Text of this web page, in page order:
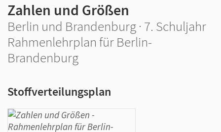
Zahlen und Größen
Berlin und Brandenburg · 7. Schuljahr
Rahmenlehrplan für Berlin-
Brandenburg
Stoffverteilungsplan